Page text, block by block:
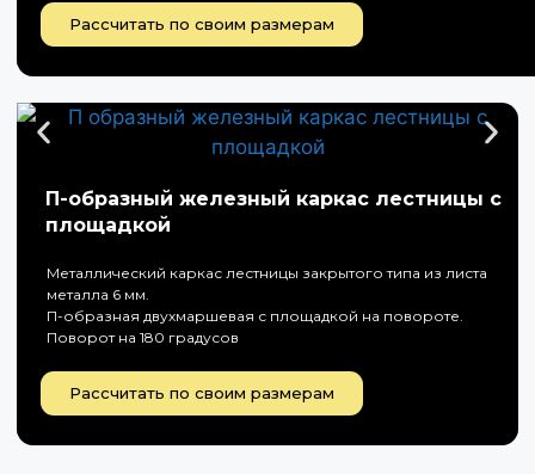
Рассчитать по своим размерам
П-образный железный каркас лестницы с
площадкой
Металлический каркас лестницы закрытого типа из листа
металла 6 мм.
П-образная двухмаршевая с площадкой на повороте.
Поворот на 180 градусов
Рассчитать по своим размерам